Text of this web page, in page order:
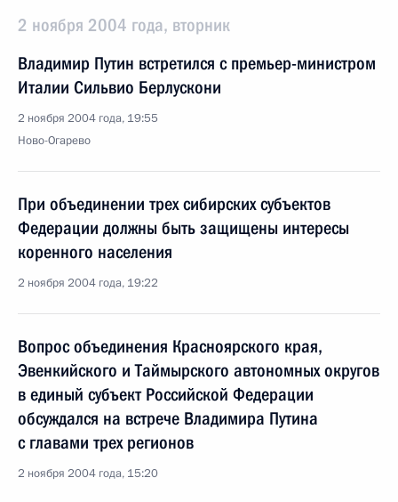
2 ноября 2004 года, вторник
Владимир Путин встретился с премьер-министром
Италии Сильвио Берлускони
2 ноября 2004 года, 19:55
Ново-Огарево
При объединении трех сибирских субъектов
Федерации должны быть защищены интересы
коренного населения
2 ноября 2004 года, 19:22
Вопрос объединения Красноярского края,
Эвенкийского и Таймырского автономных округов
в единый субъект Российской Федерации
обсуждался на встрече Владимира Путина
с главами трех регионов
2 ноября 2004 года, 15:20